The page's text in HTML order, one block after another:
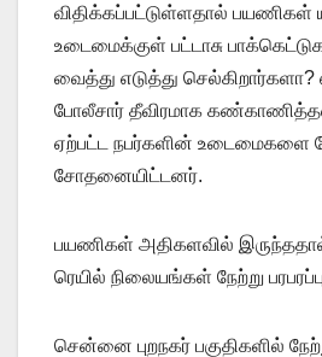
விதிக்கப்பட்டுள்ளதால் பயணிகள்
உடைமைக்குள் பட்டாசு
வைத்து எடுத்து
போலீசார் தீவிரமாக
ஏற்பட்ட நபர்களின் உடைமைகளை
சோதனையிட்டனர்.
பயணிகள் அதிகளவில் இருந்ததால்
ரெயில் நிலையங்கள் நேற்று
சென்னை புறநகர் பகுதிகளில்